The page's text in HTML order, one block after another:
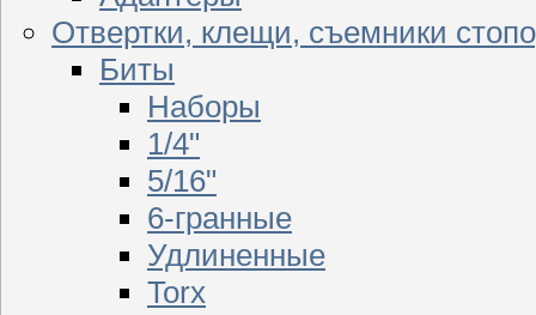
Отвертки, клещи, съемники
Биты
Наборы
1/4"
5/16"
6-гранные
Удлиненные
Torx